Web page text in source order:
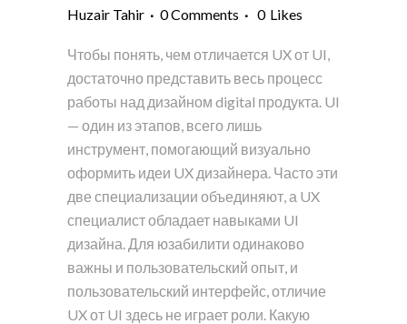
Huzair Tahir
0 Comments 0 Likes
Чтобы понять, чем отличается UX от UI,
достаточно представить весь процесс
работы над дизайном digital продукта. UI
— один из этапов, всего лишь
инструмент, помогающий визуально
оформить идеи UX дизайнера. Часто эти
две специализации объединяют, а UX
специалист обладает навыками UI
дизайна. Для юзабилити одинаково
важны и пользовательский опыт, и
пользовательский интерфейс, отличие
UX от UI здесь не играет роли. Какую